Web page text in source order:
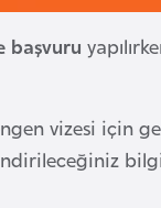
başvuru
vizesi